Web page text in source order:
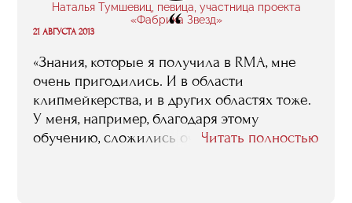
Наталья Тумшевиц, певица, участница проекта
«Фабрика Звезд»
“
21 АВГУСТА 2013
«Знания, которые я получила в RMA, мне
очень пригодились. И в области
клипмейкерства, и в других областях тоже.
У меня, например, благодаря этому
обучению, сложились очень четкое
Читать полностью